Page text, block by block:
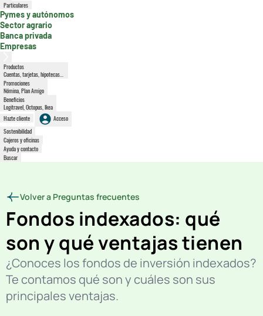
Particulares
Pymes y autónomos
Sector agrario
Banca privada
Empresas
Productos
Cuentas, tarjetas, hipotecas...
Promociones
Nómina, Plan Amigo
Beneficios
Logitravel, Octopus, Ikea
Hazte cliente
Acceso
Sostenibilidad
Cajeros y oficinas
Ayuda y contacto
Buscar
Volver a Preguntas frecuentes
Fondos indexados: qué
son y qué ventajas tienen
¿Conoces los fondos de inversión indexados?
Te contamos qué son y cuáles son sus
principales ventajas.